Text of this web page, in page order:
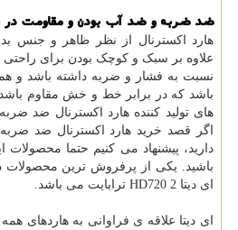
ضد ضربه و ضد آب بودن و مقاومت در
هارد اکسترنال از نظر ظاهر و جنس
علاوه بر سبک و کوچک بودن برای
نسبت به فشار و ضربه داشته باشد و
باشد که در برابر خط و خش مقاوم
های تولید کننده هارد اکسترنال ضد
اگر قصد خرید هارد اکسترنال ضد
دارید، پیشنهاد می کنیم حتما
باشید. یکی از پرفروش ترین محصولات
ای دیتا HD720 2 ترابایت می باشد.
ای دیتا علاقه ی فراوانی به هاردهای